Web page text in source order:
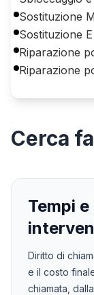
Sostituzione
Sostituzione
Riparazione
Riparazione
Cerca
Tempi
Diritto di
e il costo
chiamata,